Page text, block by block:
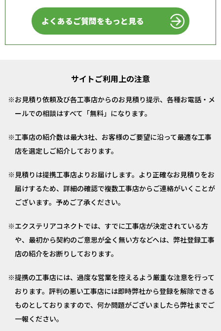
よくあるご質問をもっと見る
サイトご利用上の注意
お見積り依頼及び各工事店からのお見積り提示、各種お電話・メ
ールでの相談はすべて「無料」になります。
工事店の紹介数は最大3社、お客様のご要望に沿って最適な工事
店を選定しご紹介しております。
見積りは提携工事店よりお届けします。より正確なお見積りをお
届けするため、詳細の確認で複数工事店からご連絡がいくことが
ございます。予めご了承ください。
エクステリアコネクトでは、すでに工事店が決定されている方
や、最初から契約のご意思が全く無い方などへは、弊社登録工事
店の紹介をお断りしております。
提携の工事店には、過度な営業を控えるよう厳重な注意を行って
おります。評判の悪い工事店には即時弊社から登録を解除できる
ものとしておりますので、何か問題がございましたら弊社までご
一報ください。